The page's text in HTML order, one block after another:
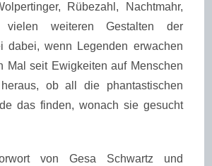
Rübezahl, Nachtmahr,
weiteren Gestalten der
dabei, wenn Legenden erwachen
Mal seit Ewigkeiten auf Menschen
ob all die phantastischen
das finden, wonach sie gesucht
von Gesa Schwartz und